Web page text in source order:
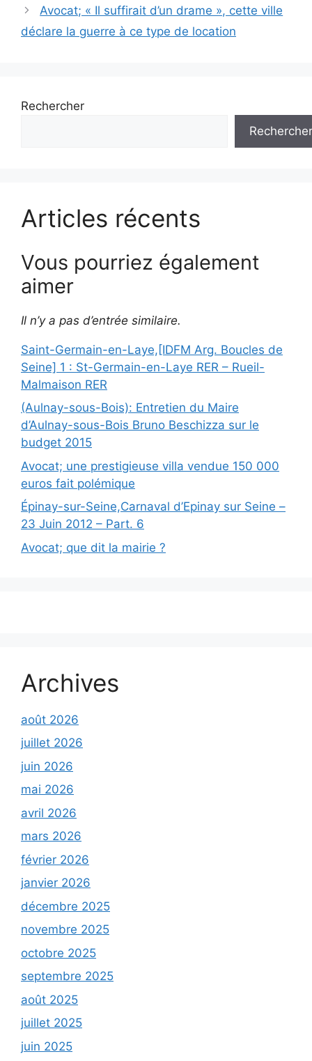
Avocat; « Il suffirait d’un drame », cette ville
déclare la guerre à ce type de location
Rechercher
Rechercher
Articles récents
Vous pourriez également
aimer
Il n’y a pas d’entrée similaire.
Saint-Germain-en-Laye,[IDFM Arg. Boucles de
Seine] 1 : St-Germain-en-Laye RER – Rueil-
Malmaison RER
(Aulnay-sous-Bois): Entretien du Maire
d’Aulnay-sous-Bois Bruno Beschizza sur le
budget 2015
Avocat; une prestigieuse villa vendue 150 000
euros fait polémique
Épinay-sur-Seine,Carnaval d’Epinay sur Seine –
23 Juin 2012 – Part. 6
Avocat; que dit la mairie ?
Archives
août 2026
juillet 2026
juin 2026
mai 2026
avril 2026
mars 2026
février 2026
janvier 2026
décembre 2025
novembre 2025
octobre 2025
septembre 2025
août 2025
juillet 2025
juin 2025